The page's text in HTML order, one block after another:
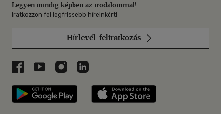
Legyen mindig képben az irodalommal!
Iratkozzon fel legfrissebb híreinkért!
Hírlevél-feliratkozás
Libri a Facebookon
Libri a Youtube-on
Libri az Instagramon
Libri a LinkedInen
Libri applikáció Szerezd meg: Google